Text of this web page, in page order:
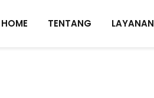
HOME TENTANG LAYANAN